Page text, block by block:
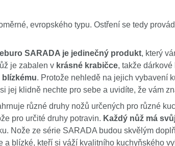
evropského typu. Ostření se tedy
SARADA je jedinečný produkt, který
je zabalen v krásné krabičce, takže
. Protože nehledě na jejich vybavení
jej klidně nechte pro sebe a uvidíte, že vám
různé druhy nožů určených pro různé
pro určité druhy potravin. Každý nůž má
Nože ze série SARADA budou skvělým
a blízké, kteří si váží kvalitního kuchyňského